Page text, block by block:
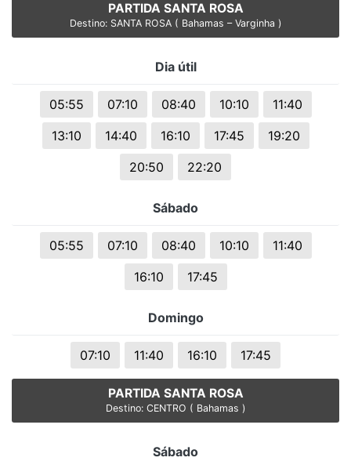
PARTIDA SANTA ROSA
Destino: SANTA ROSA ( Bahamas – Varginha )
Dia útil
05:55 07:10 08:40 10:10
11:40
13:10
14:40 16:10 17:45
19:20
20:50
22:20
Sábado
05:55 07:10 08:40 10:10
11:40
16:10
17:45
Domingo
07:10 11:40 16:10 17:45
PARTIDA SANTA ROSA
Destino: CENTRO ( Bahamas )
Sábado